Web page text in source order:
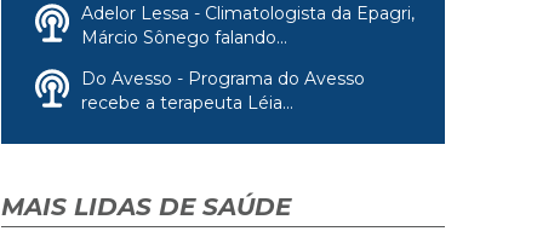
Adelor Lessa - Climatologista da Epagri,
Márcio Sônego falando...
Do Avesso - Programa do Avesso
recebe a terapeuta Léia...
MAIS LIDAS DE SAÚDE